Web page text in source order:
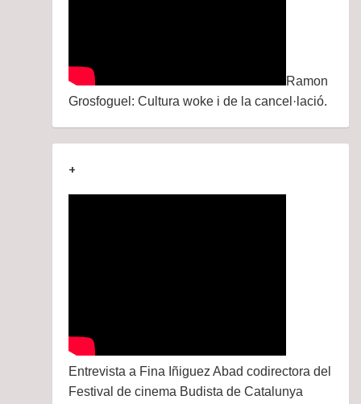
Ramon
Grosfoguel: Cultura woke i de la cancel·lació.
+
Entrevista a Fina Iñiguez Abad codirectora del
Festival de cinema Budista de Catalunya